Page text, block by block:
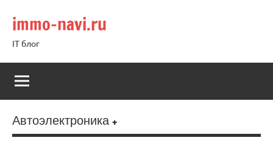
содержимому
immo-navi.ru
IT блог
Автоэлектроника +